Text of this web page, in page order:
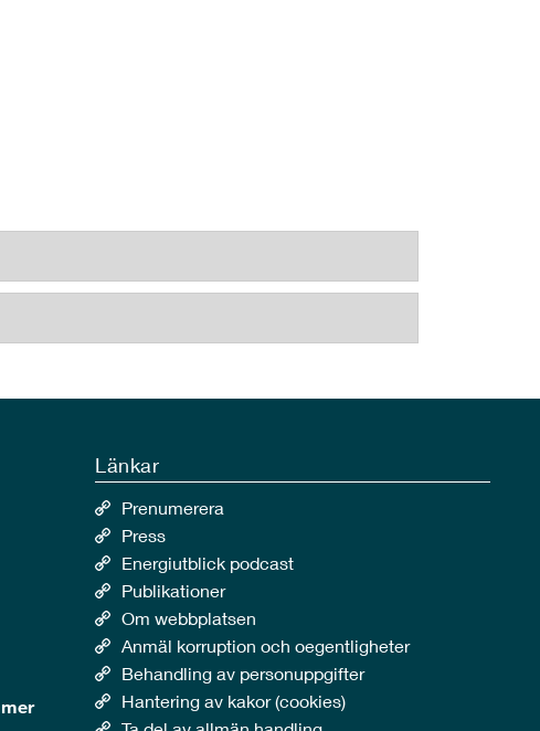
Länkar
Prenumerera
Press
Energiutblick podcast
Publikationer
Om webbplatsen
Anmäl korruption och oegentligheter
Behandling av personuppgifter
Hantering av kakor (cookies)